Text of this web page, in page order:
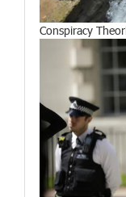
Conspiracy